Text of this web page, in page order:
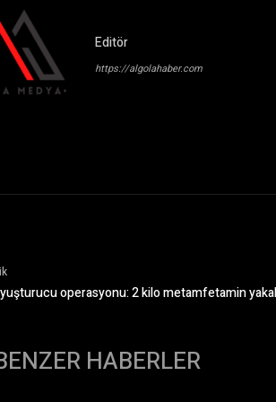
Editör
https://algolahaber.com
operasyonu: 2 kilo metamfetamin
HABERLER